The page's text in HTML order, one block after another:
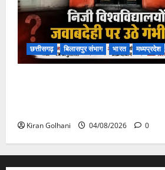
छत्तीसगढ़ बिलासपुर संभाग भारत मध्यप्रदेश
Kiran Golhani 04/08/2026 0